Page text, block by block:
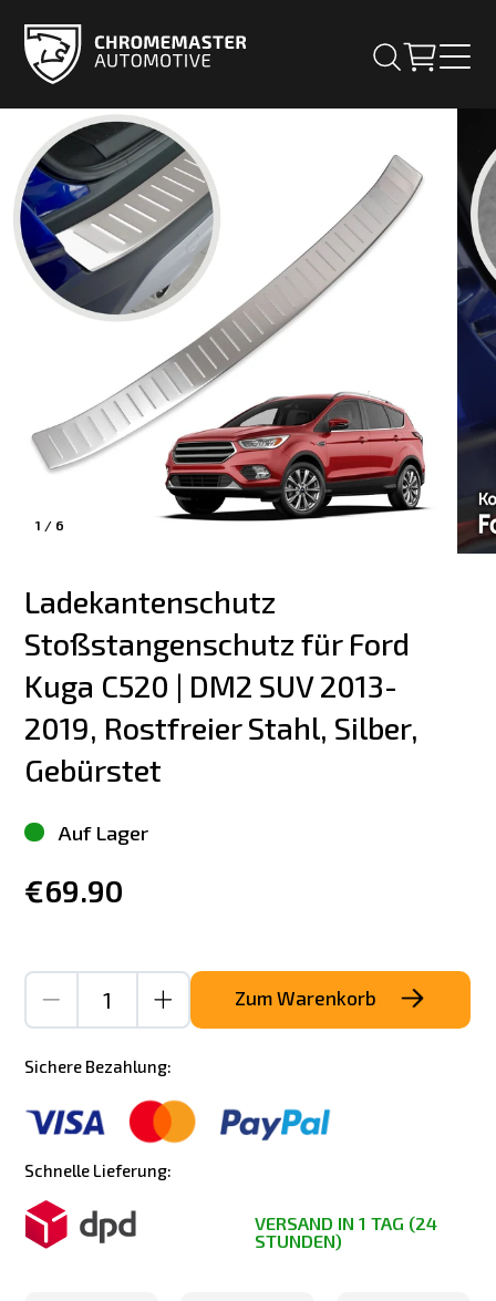
1 / 6
Ladekantenschutz
Stoßstangenschutz für Ford
Kuga C520 | DM2 SUV 2013-
2019, Rostfreier Stahl, Silber,
Gebürstet
Auf Lager
€69.90
Zum Warenkorb
Sichere Bezahlung:
Schnelle Lieferung:
VERSAND IN 1 TAG (24
STUNDEN)